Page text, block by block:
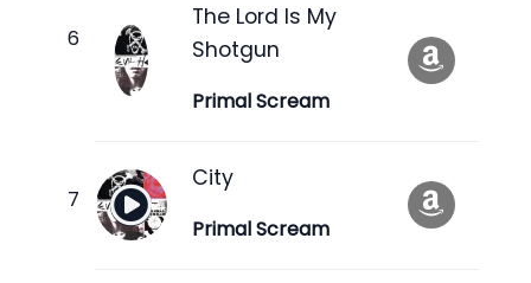
The Lord Is My
Shotgun
Primal Scream
City
Primal Scream